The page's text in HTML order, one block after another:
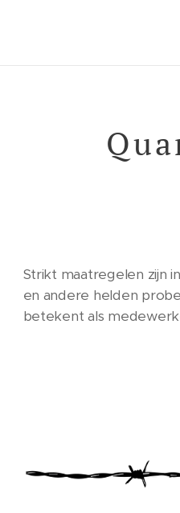
Strikt maatregelen zijn
en andere helden
betekent als